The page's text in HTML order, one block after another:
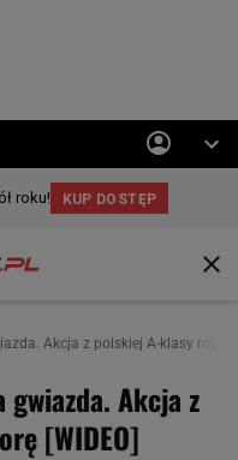
Akcja z polskiej A-klasy robi
gwiazda. Akcja z
[WIDEO]